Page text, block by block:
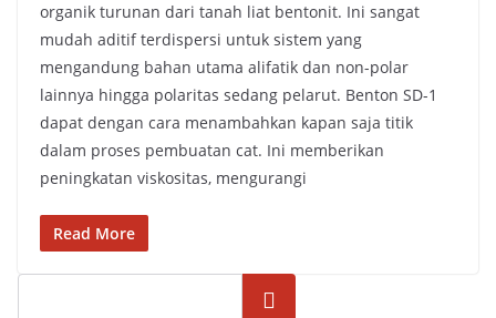
organik turunan dari tanah liat bentonit. Ini sangat
mudah aditif terdispersi untuk sistem yang
mengandung bahan utama alifatik dan non-polar
lainnya hingga polaritas sedang pelarut. Benton SD-1
dapat dengan cara menambahkan kapan saja titik
dalam proses pembuatan cat. Ini memberikan
peningkatan viskositas, mengurangi
Read More
Cari